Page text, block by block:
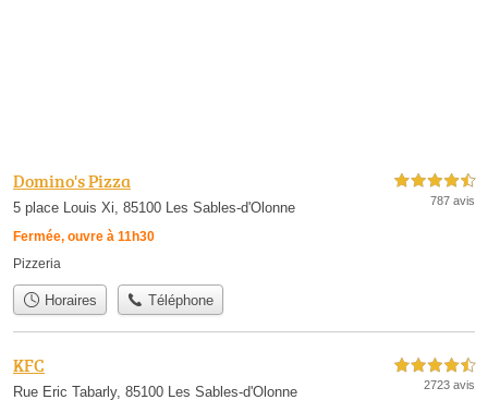
Domino's Pizza
5 place Louis Xi, 85100 Les Sables-d'Olonne
Fermée, ouvre à 11h30
4,5 étoiles sur 5
787 avis
Pizzeria
Horaires Téléphone
KFC
Rue Eric Tabarly, 85100 Les Sables-d'Olonne
4,5 étoiles sur 5
2723 avis